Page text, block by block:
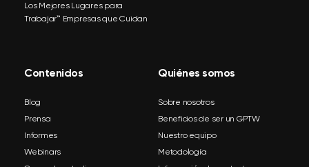
Los Mejores Lugares para
Trabajar™ Empresas que Cuidan
Contenidos
Blog
Prensa
Informes
Webinars
Quiénes somos
Sobre nosotros
Beneficios de ser un GPTW
Nuestro equipo
Metodología